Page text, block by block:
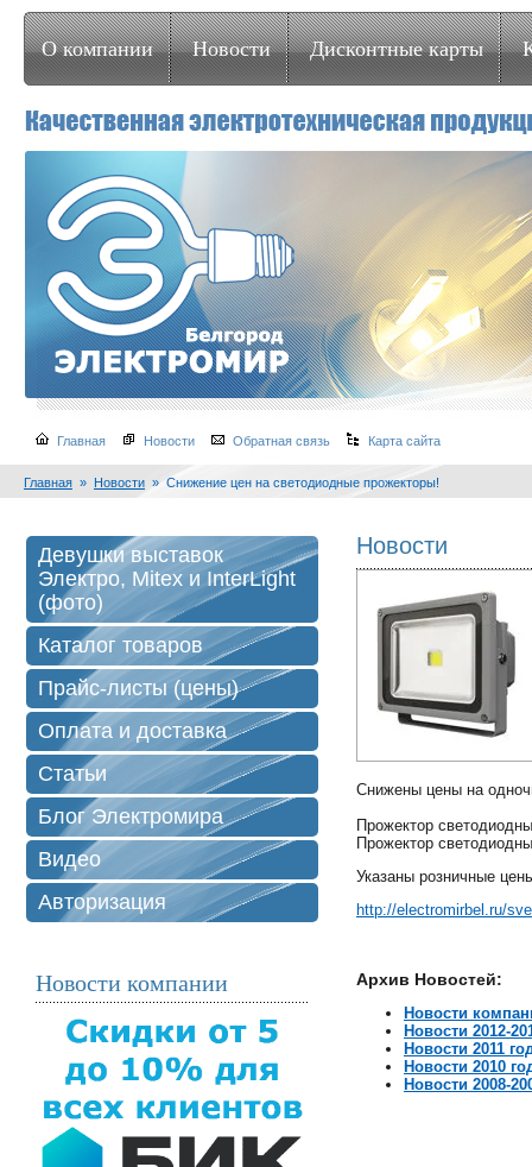
О компании Новости Дисконтные карты
Главная Новости Обратная связь Карта сайта
Главная » Новости » Снижение цен на светодиодные прожекторы!
Девушки выставок
Электро, Mitex и InterLight
(фото)
Каталог товаров
Прайс-листы (цены)
Оплата и доставка
Статьи
Блог Электромира
Видео
Авторизация
Новости компании
Новости
Снижены цены на
Прожектор
Прожектор
Указаны розничные
http://electromirbel.ru/
Архив Новостей:
Новости
Новости 2012-
Новости 2011
Новости 2010
Новости 2008-